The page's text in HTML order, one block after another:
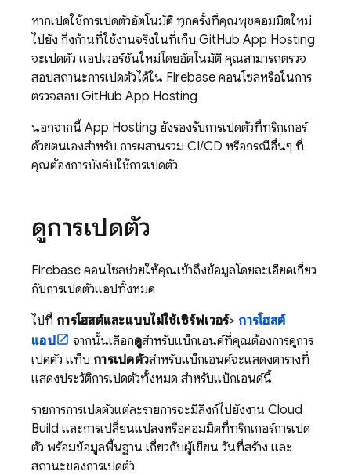
หากเปิดใช้การเปิดตัวอัตโนมัติ ทุกครั้งที่คุณพุชคอมมิตใหม่
ไปยัง กิ่งก้านที่ใช้งานจริงในที่เก็บ GitHub App Hosting
จะเปิดตัว แอปเวอร์ชันใหม่โดยอัตโนมัติ คุณสามารถตรวจ
สอบสถานะการเปิดตัวได้ใน Firebase คอนโซลหรือในการ
ตรวจสอบ GitHub App Hosting
นอกจากนี้ App Hosting ยังรองรับการเปิดตัวที่ทริกเกอร์
ด้วยตนเองสำหรับ การผสานรวม CI/CD หรือกรณีอื่นๆ ที่
คุณต้องการบังคับใช้การเปิดตัว
ดูการเปิดตัว
Firebase คอนโซลช่วยให้คุณเข้าถึงข้อมูลโดยละเอียดเกี่ยว
กับการเปิดตัวแอปทั้งหมด
ไปที่ การโฮสต์และแบบไม่ใช้เซิร์ฟเวอร์> การโฮสต์
แอป
จากนั้นเลือกดูสำหรับแบ็กเอนด์ที่คุณต้องการดูการ
เปิดตัว แท็บ การเปิดตัวสำหรับแบ็กเอนด์จะแสดงตารางที่
แสดงประวัติการเปิดตัวทั้งหมด สำหรับแบ็กเอนด์นี้
รายการการเปิดตัวแต่ละรายการจะมีลิงก์ไปยังงาน Cloud
Build และการเปลี่ยนแปลงหรือคอมมิตที่ทริกเกอร์การเปิด
ตัว พร้อมข้อมูลพื้นฐาน เกี่ยวกับผู้เขียน วันที่สร้าง และ
สถานะของการเปิดตัว